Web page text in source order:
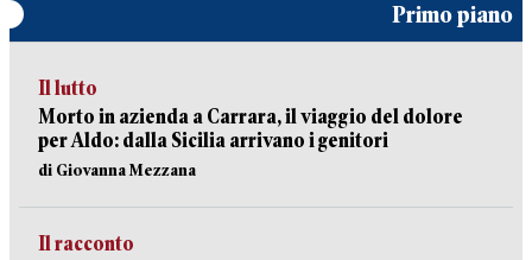
Primo piano
Il lutto
Morto in azienda a Carrara, il viaggio del dolore
per Aldo: dalla Sicilia arrivano i genitori
di Giovanna Mezzana
Il racconto